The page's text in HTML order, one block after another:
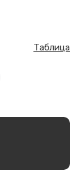
Таблица